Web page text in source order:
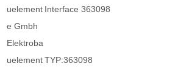
uelement
e Gmbh
Interface 363098
Elektroba
uelement TYP:363098